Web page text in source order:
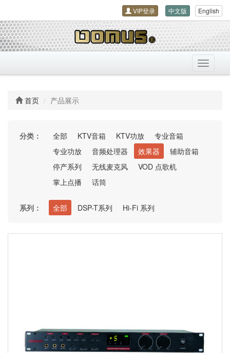
VIP登录 中文版 English
导
航
首页 产品展示
分类： 全部 KTV音箱 KTV功放
专业音箱
专业功放
音频处理器 效果器
辅助音箱
停产系列
无线麦克风
VOD 点歌机
掌上点播
话筒
系列： 全部 DSP-T系列 Hi-Fi 系列